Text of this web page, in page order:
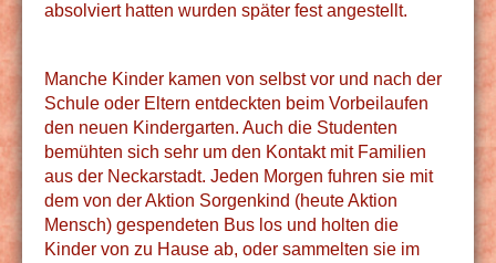
absolviert hatten wurden später fest angestellt.
Manche Kinder kamen von selbst vor und nach der
Schule oder Eltern entdeckten beim Vorbeilaufen
den neuen Kindergarten. Auch die Studenten
bemühten sich sehr um den Kontakt mit Familien
aus der Neckarstadt. Jeden Morgen fuhren sie mit
dem von der Aktion Sorgenkind (heute Aktion
Mensch) gespendeten Bus los und holten die
Kinder von zu Hause ab, oder sammelten sie im